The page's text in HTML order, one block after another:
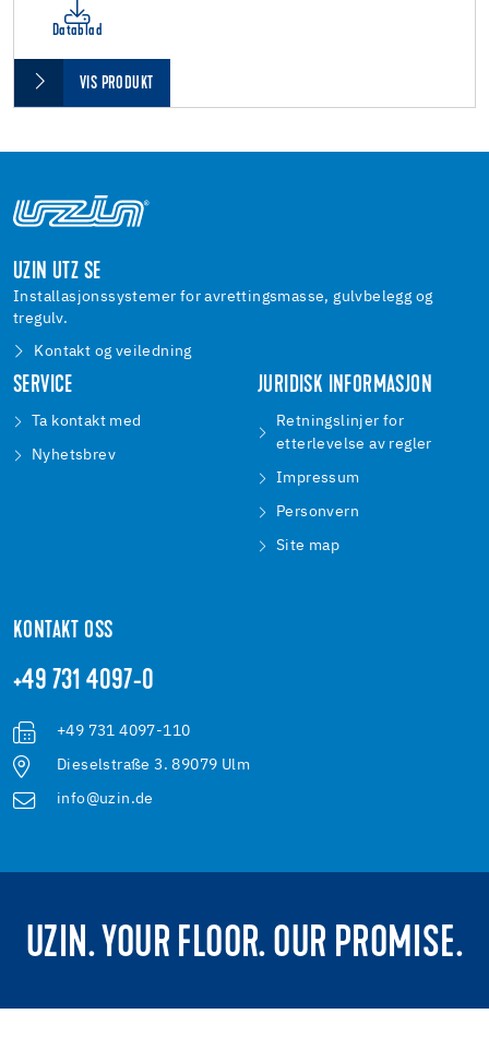
Datablad
VIS PRODUKT
UZIN UTZ SE
Installasjonssystemer for avrettingsmasse, gulvbelegg og
tregulv.
Kontakt og veiledning
SERVICE
Ta kontakt med
Nyhetsbrev
JURIDISK INFORMASJON
Retningslinjer for
etterlevelse av regler
Impressum
Personvern
Site map
KONTAKT OSS
+49 731 4097-0
+49 731 4097-110
Dieselstraße 3. 89079 Ulm
info@uzin.de
UZIN. YOUR FLOOR. OUR PROMISE.